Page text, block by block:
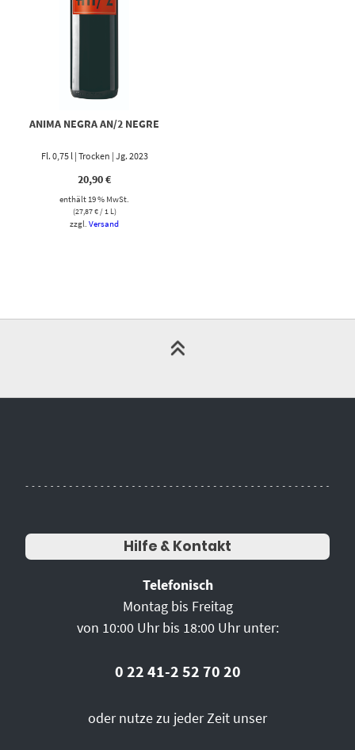
ANIMA NEGRA AN/2 NEGRE
Fl. 0,75 l | Trocken | Jg. 2023
20,90€
enthält 19 % MwSt.
(27,87€/ 1 L)
zzgl.Versand
Hilfe & Kontakt
Telefonisch
Montag bis Freitag
von 10:00 Uhr bis 18:00 Uhr unter:
0 22 41-2 52 70 20
oder nutze zu jeder Zeit unser